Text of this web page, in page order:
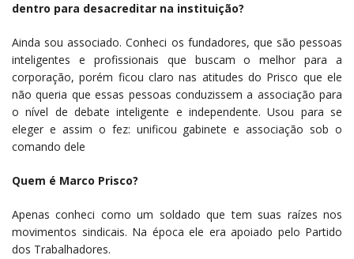
dentro para desacreditar na instituição?
Ainda sou associado. Conheci os fundadores, que são pessoas
inteligentes e profissionais que buscam o melhor para a
corporação, porém ficou claro nas atitudes do Prisco que ele
não queria que essas pessoas conduzissem a associação para
o nível de debate inteligente e independente. Usou para se
eleger e assim o fez: unificou gabinete e associação sob o
comando dele
Quem é Marco Prisco?
Apenas conheci como um soldado que tem suas raízes nos
movimentos sindicais. Na época ele era apoiado pelo Partido
dos Trabalhadores.